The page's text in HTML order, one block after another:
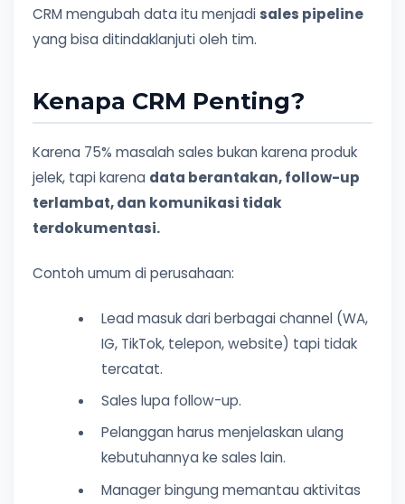
CRM mengubah data itu menjadi sales pipeline
yang bisa ditindaklanjuti oleh tim.
Kenapa CRM Penting?
Karena 75% masalah sales bukan karena produk
jelek, tapi karena data berantakan, follow-up
terlambat, dan komunikasi tidak
terdokumentasi.
Contoh umum di perusahaan:
Lead masuk dari berbagai channel (WA,
IG, TikTok, telepon, website) tapi tidak
tercatat.
Sales lupa follow-up.
Pelanggan harus menjelaskan ulang
kebutuhannya ke sales lain.
Manager bingung memantau aktivitas